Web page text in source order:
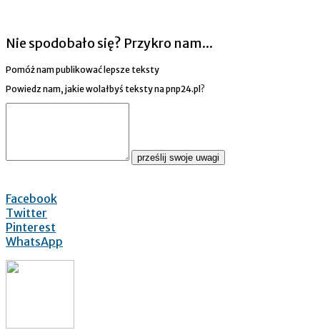
Nie spodobało się? Przykro nam...
Pomóż nam publikować lepsze teksty
Powiedz nam, jakie wolałbyś teksty na pnp24.pl?
prześlij swoje uwagi
Facebook
Twitter
Pinterest
WhatsApp